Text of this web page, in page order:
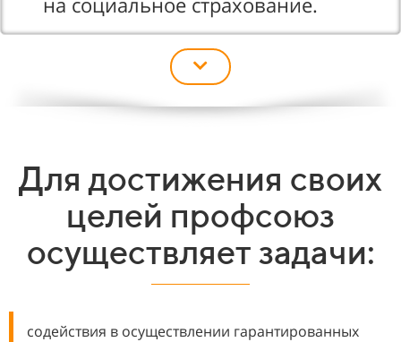
Для достижения своих
целей профсоюз
осуществляет задачи:
содействия в осуществлении гарантированных